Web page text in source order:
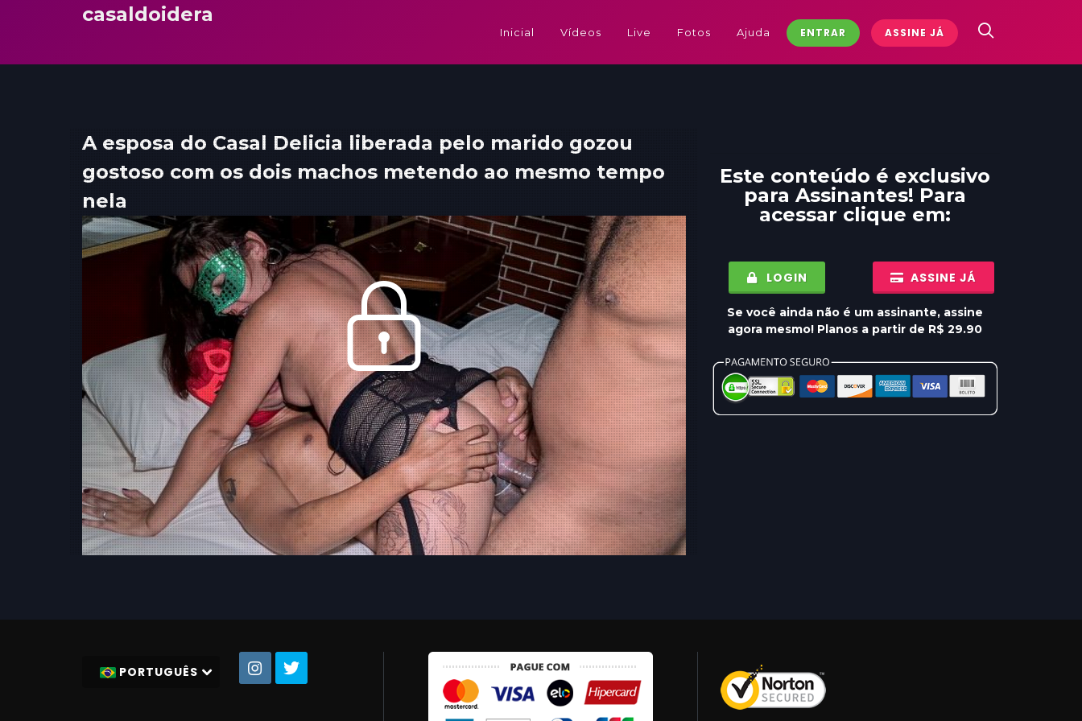
casaldoidera
Inicial Vídeos Live Fotos Ajuda ENTRAR ASSINE JÁ
A esposa do Casal Delicia liberada pelo marido gozou
gostoso com os dois machos metendo ao mesmo tempo
nela
Este conteúdo é exclusivo
para Assinantes! Para
acessar clique em:
LOGIN ASSINE JÁ
Se você ainda não é um assinante, assine
agora mesmo! Planos a partir de R$ 29.90
PORTUGUÊS